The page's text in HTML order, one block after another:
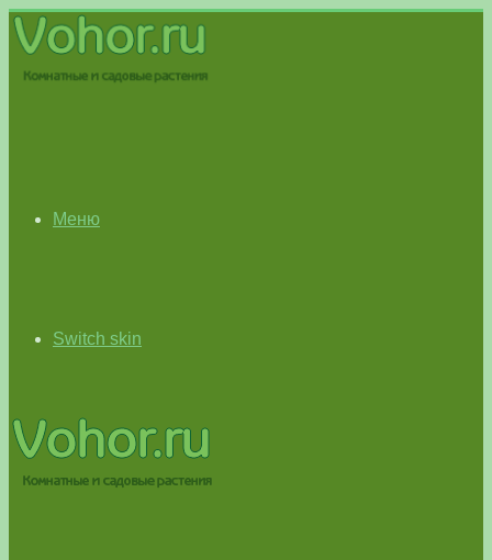
Меню
Switch skin